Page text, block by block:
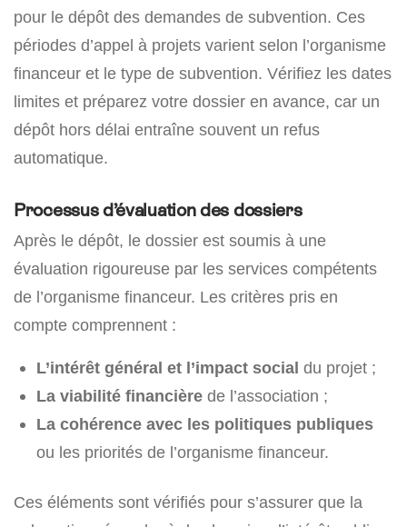
pour le dépôt des demandes de subvention. Ces
périodes d’appel à projets varient selon l’organisme
financeur et le type de subvention. Vérifiez les dates
limites et préparez votre dossier en avance, car un
dépôt hors délai entraîne souvent un refus
automatique.
Processus d’évaluation des dossiers
Après le dépôt, le dossier est soumis à une
évaluation rigoureuse par les services compétents
de l’organisme financeur. Les critères pris en
compte comprennent :
L’intérêt général et l’impact social du projet ;
La viabilité financière de l’association ;
La cohérence avec les politiques publiques
ou les priorités de l’organisme financeur.
Ces éléments sont vérifiés pour s’assurer que la